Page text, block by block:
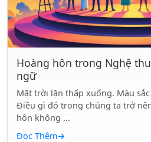
Hoàng hôn trong Nghệ
ngữ
Mặt trời lặn thấp xuống. Màu
Điều gì đó trong chúng ta trở
hôn không ...
Đọc Thêm→